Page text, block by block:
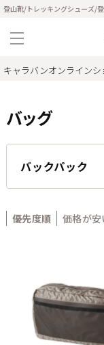
登山靴/トレッキングシューズ/
キャラバンオンラインシ
バッグ
バックパック
優先度順 価格が安